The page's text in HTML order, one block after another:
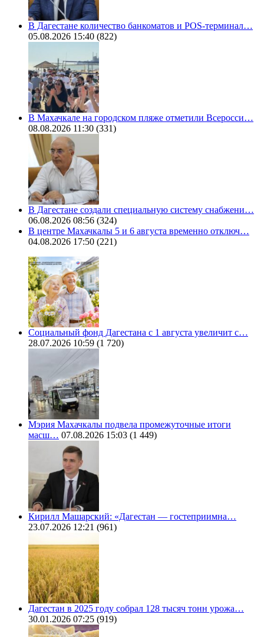
В Дагестане количество банкоматов и POS-терминал…
05.08.2026 15:40 (822)
В Махачкале на городском пляже отметили Всеросси…
08.08.2026 11:30 (331)
В Дагестане создали специальную систему снабжени…
06.08.2026 08:56 (324)
В центре Махачкалы 5 и 6 августа временно отключ…
04.08.2026 17:50 (221)
Социальный фонд Дагестана с 1 августа увеличит с…
28.07.2026 10:59 (1 720)
Мэрия Махачкалы подвела промежуточные итоги
масш… 07.08.2026 15:03 (1 449)
Кирилл Машарский: «Дагестан — гостеприимна…
23.07.2026 12:21 (961)
Дагестан в 2025 году собрал 128 тысяч тонн урожа…
30.01.2026 07:25 (919)